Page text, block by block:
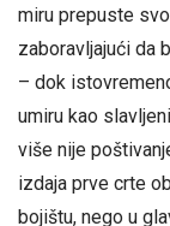
miru prepuste
zaboravljajući da
– dok
umiru kao
više nije
izdaja prve crte
bojištu, nego u